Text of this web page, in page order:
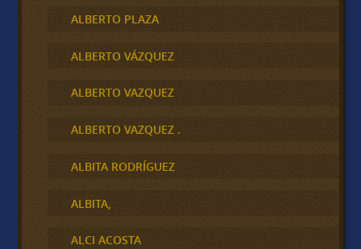
ALBERTO PLAZA
ALBERTO VÁZQUEZ
ALBERTO VAZQUEZ
ALBERTO VAZQUEZ .
ALBITA RODRÍGUEZ
ALBITA,
ALCI ACOSTA